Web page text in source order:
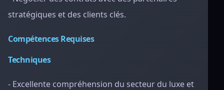
stratégiques et des clients clés.
Compétences Requises
Techniques
- Excellente compréhension du secteur du luxe et